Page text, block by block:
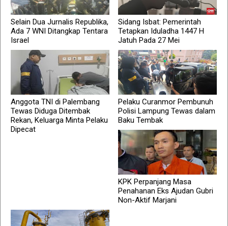
Selain Dua Jurnalis Republika,
Ada 7 WNI Ditangkap Tentara
Israel
Sidang Isbat: Pemerintah
Tetapkan Iduladha 1447 H
Jatuh Pada 27 Mei
Anggota TNI di Palembang
Tewas Diduga Ditembak
Rekan, Keluarga Minta Pelaku
Dipecat
Pelaku Curanmor Pembunuh
Polisi Lampung Tewas dalam
Baku Tembak
KPK Perpanjang Masa
Penahanan Eks Ajudan Gubri
Non-Aktif Marjani